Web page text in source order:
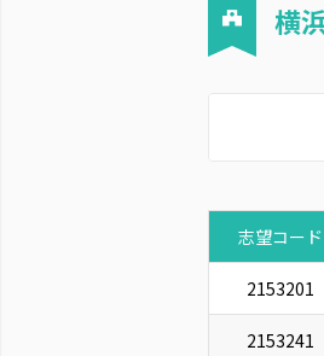
横
志望コード
2153201
2153241